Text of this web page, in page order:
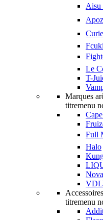
Aisu
Le
T-
Marques
titremenu
Full
Halo
Nova
titremenu